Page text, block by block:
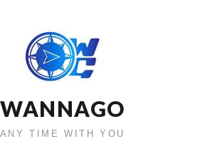
WANNAGO
ANY TIME WITH YOU